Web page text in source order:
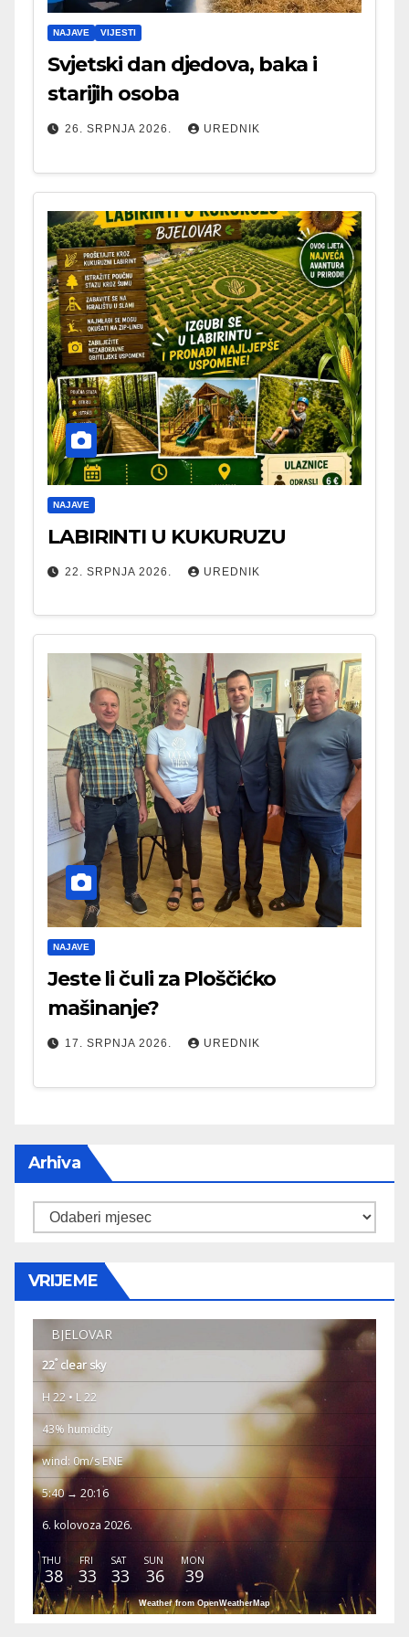
NAJAVE VIJESTI
Svjetski dan djedova, baka i
starijih osoba
26. SRPNJA 2026. UREDNIK
NAJAVE
LABIRINTI U KUKURUZU
22. SRPNJA 2026. UREDNIK
NAJAVE
Jeste li čuli za Ploščićko
mašinanje?
17. SRPNJA 2026. UREDNIK
Arhiva
Arhiva
VRIJEME
BJELOVAR
22° clear sky
H 22 • L 22
43% humidity
wind: 0m/s ENE
5:40 → 20:16
6. kolovoza 2026.
THU
38
FRI
33
SAT
33
SUN
36
MON
39
Weather from OpenWeatherMap